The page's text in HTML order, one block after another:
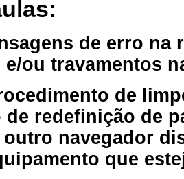
de erro
e/ou travamentos
de
redefinição de
navegador
que